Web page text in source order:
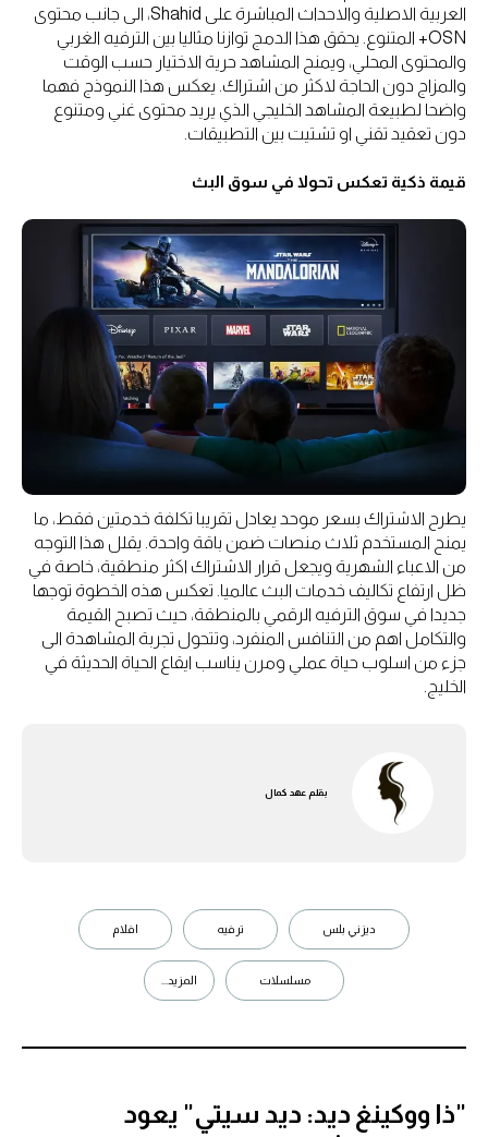
العربية الاصلية والاحداث المباشرة على Shahid، الى جانب محتوى
OSN+ المتنوع. يحقق هذا الدمج توازنا مثاليا بين الترفيه الغربي
والمحتوى المحلي، ويمنح المشاهد حرية الاختيار حسب الوقت
والمزاج دون الحاجة لاكثر من اشتراك. يعكس هذا النموذج فهما
واضحا لطبيعة المشاهد الخليجي الذي يريد محتوى غني ومتنوع
دون تعقيد تقني او تشتيت بين التطبيقات.
قيمة ذكية تعكس تحولا في سوق البث
يطرح الاشتراك بسعر موحد يعادل تقريبا تكلفة خدمتين فقط، ما
يمنح المستخدم ثلاث منصات ضمن باقة واحدة. يقلل هذا التوجه
من الاعباء الشهرية ويجعل قرار الاشتراك اكثر منطقية، خاصة في
ظل ارتفاع تكاليف خدمات البث عالميا. تعكس هذه الخطوة توجها
جديدا في سوق الترفيه الرقمي بالمنطقة، حيث تصبح القيمة
والتكامل اهم من التنافس المنفرد، وتتحول تجربة المشاهدة الى
جزء من اسلوب حياة عملي ومرن يناسب ايقاع الحياة الحديثة في
الخليج.
بقلمعهد كمال
ديزني بلس ترفيه افلام
مسلسلات المزيد...
"ذا ووكينغ ديد: ديد سيتي" يعود